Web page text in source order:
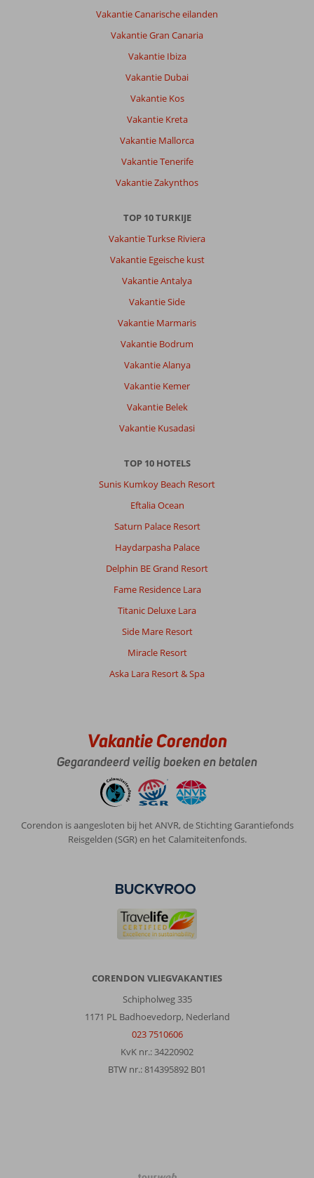
Vakantie Canarische eilanden
Vakantie Gran Canaria
Vakantie Ibiza
Vakantie Dubai
Vakantie Kos
Vakantie Kreta
Vakantie Mallorca
Vakantie Tenerife
Vakantie Zakynthos
TOP 10 TURKIJE
Vakantie Turkse Riviera
Vakantie Egeische kust
Vakantie Antalya
Vakantie Side
Vakantie Marmaris
Vakantie Bodrum
Vakantie Alanya
Vakantie Kemer
Vakantie Belek
Vakantie Kusadasi
TOP 10 HOTELS
Sunis Kumkoy Beach Resort
Eftalia Ocean
Saturn Palace Resort
Haydarpasha Palace
Delphin BE Grand Resort
Fame Residence Lara
Titanic Deluxe Lara
Side Mare Resort
Miracle Resort
Aska Lara Resort & Spa
Vakantie Corendon
Gegarandeerd veilig boeken en betalen
Corendon is aangesloten bij het ANVR, de Stichting Garantiefonds
Reisgelden (SGR) en het Calamiteitenfonds.
CORENDON VLIEGVAKANTIES
Schipholweg 335
1171 PL Badhoevedorp, Nederland
023 7510606
KvK nr.: 34220902
BTW nr.: 814395892 B01